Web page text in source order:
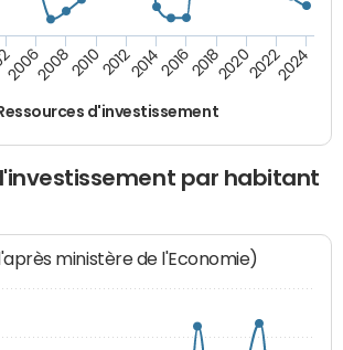
d'investissement
2006200820102012201420162018202020222024
par habitant
ministère de l'Economie)